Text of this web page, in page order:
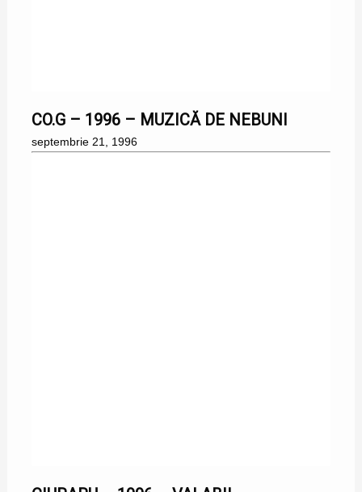
CO.G – 1996 – MUZICĂ DE NEBUNI
septembrie 21, 1996